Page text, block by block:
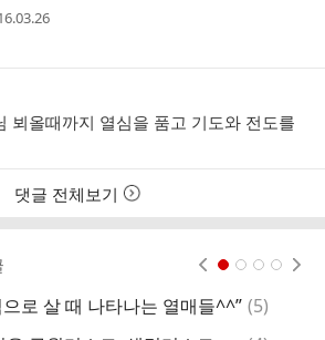
뵈올때까지 열심을 품고 기도와 전도를
댓글 전체보기
로 살 때 나타나는 열매들^^” 댓
(5)